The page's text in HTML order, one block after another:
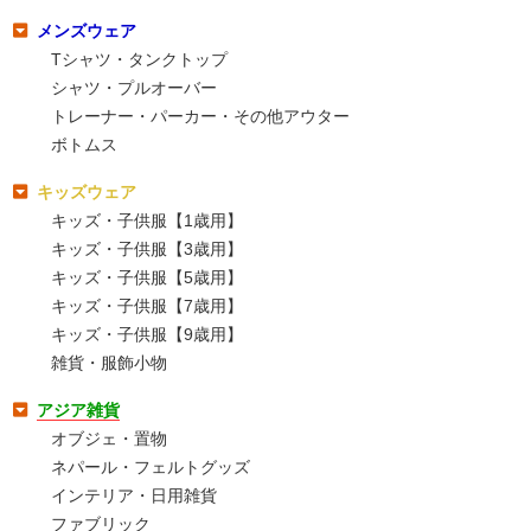
メンズウェア
Tシャツ・タンクトップ
シャツ・プルオーバー
トレーナー・パーカー・その他アウター
ボトムス
キッズウェア
キッズ・子供服【1歳用】
キッズ・子供服【3歳用】
キッズ・子供服【5歳用】
キッズ・子供服【7歳用】
キッズ・子供服【9歳用】
雑貨・服飾小物
アジア雑貨
オブジェ・置物
ネパール・フェルトグッズ
インテリア・日用雑貨
ファブリック